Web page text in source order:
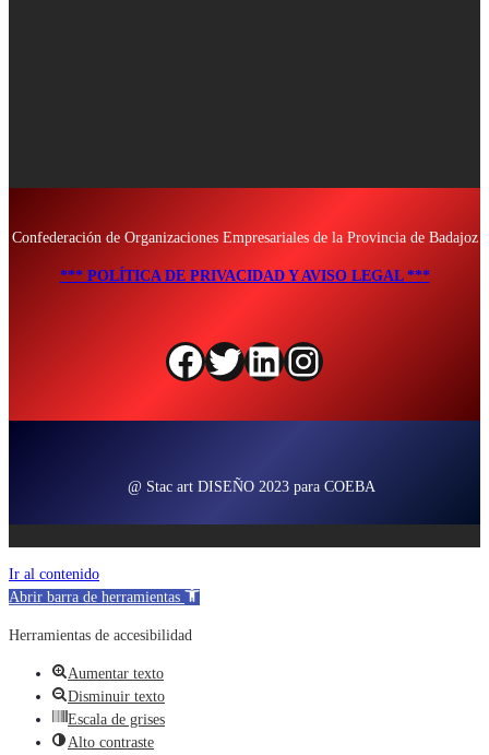
Confederación de Organizaciones Empresariales de la Provincia de Badajoz
*** POLÍTICA DE PRIVACIDAD Y AVISO LEGAL ***
Facebook Twitter LinkedIn Instagram
@ Stac art DISEÑO 2023 para COEBA
Ir al contenido
Abrir barra de herramientas
Herramientas de accesibilidad
Aumentar texto
Disminuir texto
Escala de grises
Alto contraste